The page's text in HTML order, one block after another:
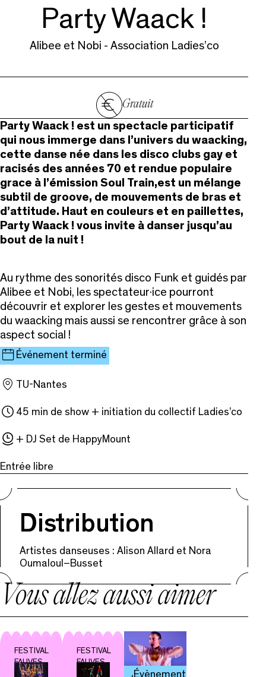
Party Waack !
Alibee et Nobi - Association Ladies’co
Gratuit
Party Waack ! est un spectacle participatif
qui nous immerge dans l’univers du waacking,
cette danse née dans les disco clubs gay et
racisés des années 70 et rendue populaire
grace à l’émission Soul Train,est un mélange
subtil de groove, de mouvements de bras et
d’attitude. Haut en couleurs et en paillettes,
Party Waack ! vous invite à danser jusqu’au
bout de la nuit !
Au rythme des sonorités disco Funk et guidés par
Alibee et Nobi, les spectateur·ice pourront
découvrir et explorer les gestes et mouvements
du waacking mais aussi se rencontrer grâce à son
aspect social !
Événement terminé
TU-Nantes
45 min de show + initiation du collectif Ladies’co
+ DJ Set de HappyMount
Entrée libre
Distribution
Artistes danseuses : Alison Allard et Nora
Oumaloul–Busset
Vous allez aussi aimer
FESTIVAL
FAUVES
FESTIVAL
FAUVES